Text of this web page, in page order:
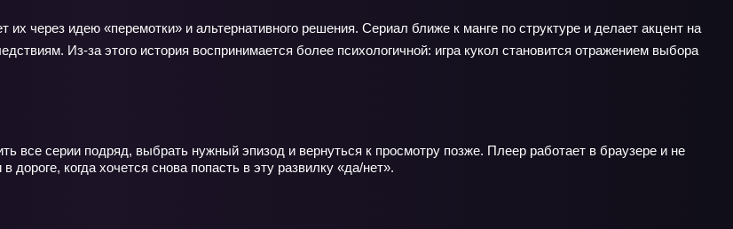
через идею «перемотки» и альтернативного решения. Сериал ближе к манге по структуре и делает акцент на
Из‑за этого история воспринимается более психологичной: игра кукол становится отражением выбора
все серии подряд, выбрать нужный эпизод и вернуться к просмотру позже. Плеер работает в браузере и не
когда хочется снова попасть в эту развилку «да/нет».